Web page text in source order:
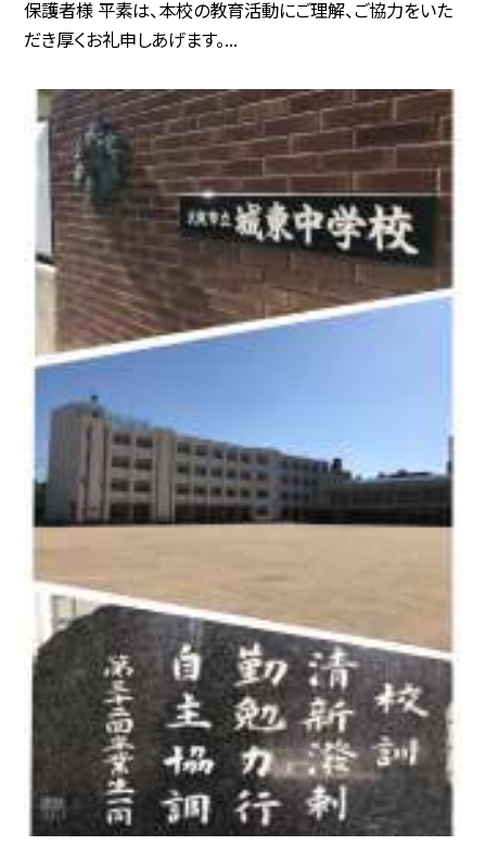
保護者様 平素は、本校の教育活動にご理解、ご協力をいた
だき厚くお礼申しあげます。...